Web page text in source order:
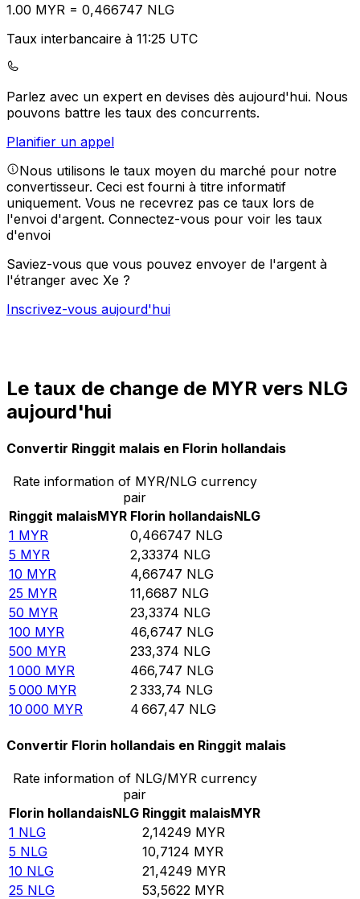
1.00 MYR = 0,466747 NLG
Taux interbancaire à 11:25 UTC
Parlez avec un expert en devises dès aujourd'hui. Nous
pouvons battre les taux des concurrents.
Planifier un appel
Nous utilisons le taux moyen du marché pour notre
convertisseur. Ceci est fourni à titre informatif
uniquement. Vous ne recevrez pas ce taux lors de
l'envoi d'argent. Connectez-vous pour voir les taux
d'envoi
Saviez-vous que vous pouvez envoyer de l'argent à
l'étranger avec Xe ?
Inscrivez-vous aujourd'hui
Le taux de change de MYR vers NLG
aujourd'hui
Convertir Ringgit malais en Florin hollandais
Rate information of MYR/NLG currency
pair
Ringgit malaisMYR Florin hollandaisNLG
1 MYR 0,466747 NLG
5 MYR 2,33374 NLG
10 MYR 4,66747 NLG
25 MYR 11,6687 NLG
50 MYR 23,3374 NLG
100 MYR 46,6747 NLG
500 MYR 233,374 NLG
1 000 MYR 466,747 NLG
5 000 MYR 2 333,74 NLG
10 000 MYR 4 667,47 NLG
Convertir Florin hollandais en Ringgit malais
Rate information of NLG/MYR currency
pair
Florin hollandaisNLG Ringgit malaisMYR
1 NLG 2,14249 MYR
5 NLG 10,7124 MYR
10 NLG 21,4249 MYR
25 NLG 53,5622 MYR